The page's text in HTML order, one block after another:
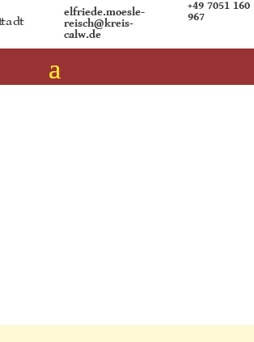
elfriede.moesle-
reisch@kreis-
calw.de
+49 7051 160
967